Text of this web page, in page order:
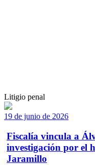
Litigio penal
19 de junio de 2026
Fiscalía vincula a
investigación por el
Jaramillo